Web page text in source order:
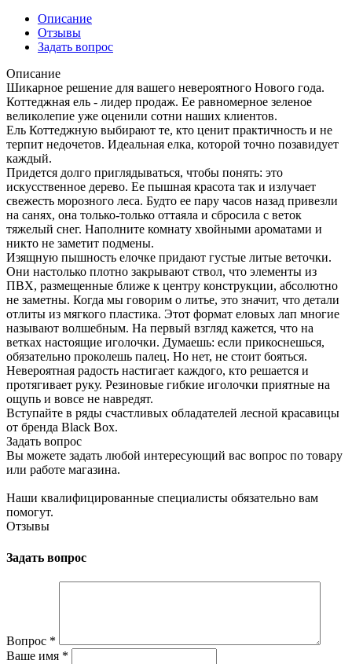
Описание
Отзывы
Задать вопрос
Описание
Шикарное решение для вашего невероятного Нового года.
Коттеджная ель - лидер продаж. Ее равномерное зеленое
великолепие уже оценили сотни наших клиентов.
Ель Коттеджную выбирают те, кто ценит практичность и не
терпит недочетов. Идеальная елка, которой точно позавидует
каждый.
Придется долго приглядываться, чтобы понять: это
искусственное дерево. Ее пышная красота так и излучает
свежесть морозного леса. Будто ее пару часов назад привезли
на санях, она только-только оттаяла и сбросила с веток
тяжелый снег. Наполните комнату хвойными ароматами и
никто не заметит подмены.
Изящную пышность елочке придают густые литые веточки.
Они настолько плотно закрывают ствол, что элементы из
ПВХ, размещенные ближе к центру конструкции, абсолютно
не заметны. Когда мы говорим о литье, это значит, что детали
отлиты из мягкого пластика. Этот формат еловых лап многие
называют волшебным. На первый взгляд кажется, что на
ветках настоящие иголочки. Думаешь: если прикоснешься,
обязательно проколешь палец. Но нет, не стоит бояться.
Невероятная радость настигает каждого, кто решается и
протягивает руку. Резиновые гибкие иголочки приятные на
ощупь и вовсе не навредят.
Вступайте в ряды счастливых обладателей лесной красавицы
от бренда Black Box.
Задать вопрос
Вы можете задать любой интересующий вас вопрос по товару
или работе магазина.
Наши квалифицированные специалисты обязательно вам
помогут.
Отзывы
Задать вопрос
Вопрос *
Ваше имя *